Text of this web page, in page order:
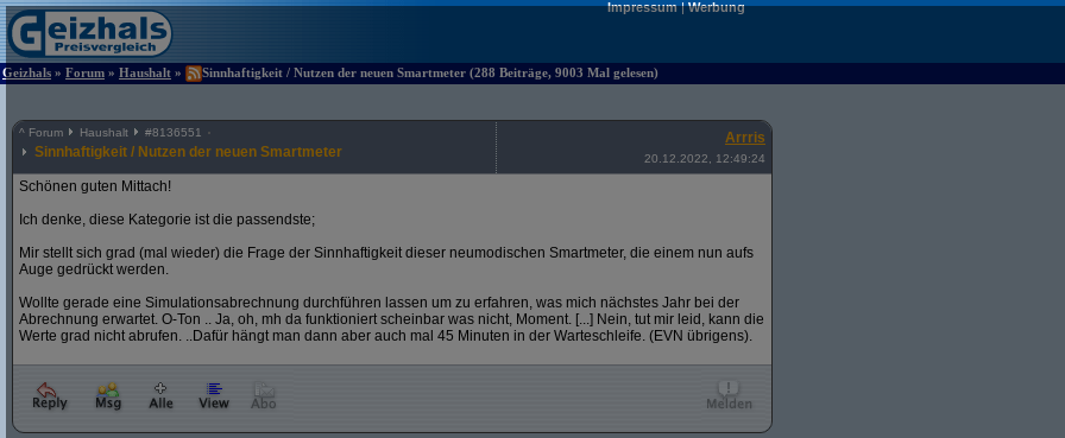
Impressum|Werbung
Geizhals » Forum » Haushalt » Sinnhaftigkeit / Nutzen der neuen Smartmeter (288 Beiträge, 9003 Mal gelesen)
^ Forum Haushalt #8136551
Sinnhaftigkeit / Nutzen der neuen Smartmeter
Arrris
20.12.2022, 12:49:24
Schönen guten Mittach!
Ich denke, diese Kategorie ist die passendste;
Mir stellt sich grad (mal wieder) die Frage der Sinnhaftigkeit dieser neumodischen Smartmeter, die einem nun aufs
Auge gedrückt werden.
Wollte gerade eine Simulationsabrechnung durchführen lassen um zu erfahren, was mich nächstes Jahr bei der
Abrechnung erwartet. O-Ton .. Ja, oh, mh da funktioniert scheinbar was nicht, Moment. [...] Nein, tut mir leid, kann die
Werte grad nicht abrufen. ..Dafür hängt man dann aber auch mal 45 Minuten in der Warteschleife. (EVN übrigens).